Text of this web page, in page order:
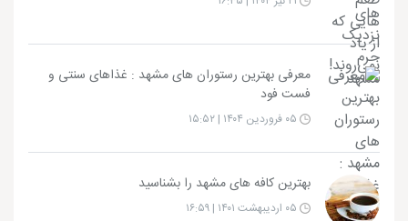
معرفی بهترین رستوران های مشهد : غذاهای سنتی و
فست‌ فود
بهترین کافه های مشهد را بشناسید